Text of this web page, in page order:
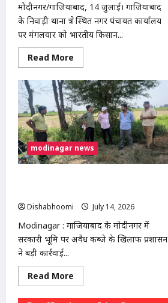
मोदीनगर/गाजियाबाद, 14 जुलाई। गाजियाबाद
के निवाड़ी थाना क्षेत्र स्थित नगर पंचायत कार्यालय
पर मंगलवार को भारतीय किसान...
Read More
more
निवाड़ी
नगर
पंचायत
में
भ्रष्टाचार
के
आरोपों
पर
भाकियू
(टिकैत)
का
मांग
modinagar news
Dishabhoomi
July 14, 2026
Modinagar : गाजियाबाद के मोदीनगर में
सरकारी भूमि पर अवैध कब्जे के खिलाफ प्रशासन
ने बड़ी कार्रवाई...
Read More
more
मोदीनगर